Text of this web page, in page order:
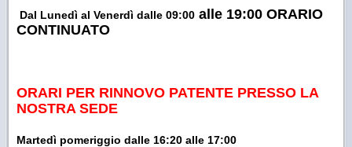
Dal Lunedì al Venerdì dalle 09:00 alle 19:00 ORARIO
CONTINUATO
ORARI PER RINNOVO PATENTE PRESSO LA
NOSTRA SEDE
Martedì pomeriggio dalle 16:20 alle 17:00